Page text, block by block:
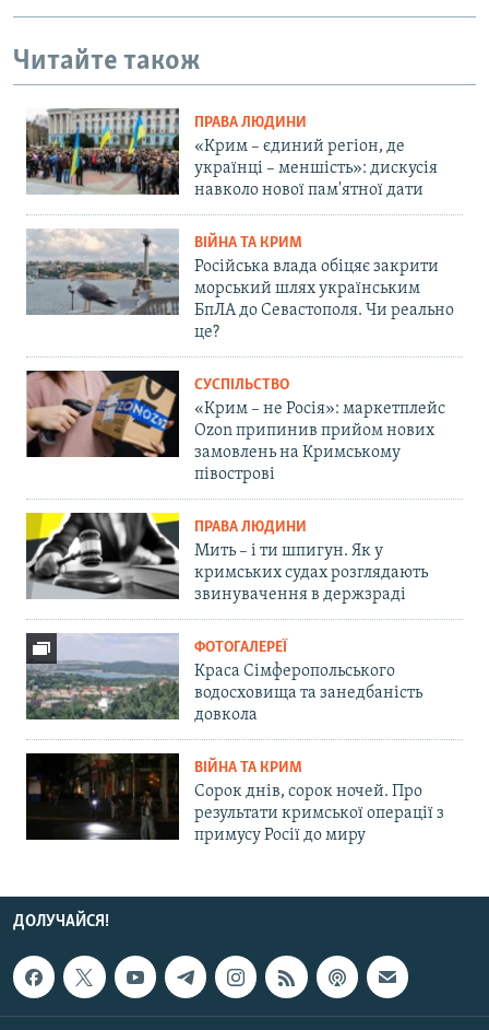
Читайте також
ПРАВА ЛЮДИНИ
«Крим – єдиний регіон, де
українці – меншість»: дискусія
навколо нової пам'ятної дати
ВІЙНА ТА КРИМ
Російська влада обіцяє закрити
морський шлях українським
БпЛА до Севастополя. Чи реально
це?
СУСПІЛЬСТВО
«Крим – не Росія»: маркетплейс
Ozon припинив прийом нових
замовлень на Кримському
півострові
ПРАВА ЛЮДИНИ
Мить – і ти шпигун. Як у
кримських судах розглядають
звинувачення в держзраді
ФОТОГАЛЕРЕЇ
Краса Сімферопольського
водосховища та занедбаність
довкола
ВІЙНА ТА КРИМ
Сорок днів, сорок ночей. Про
результати кримської операції з
примусу Росії до миру
ДОЛУЧАЙСЯ!